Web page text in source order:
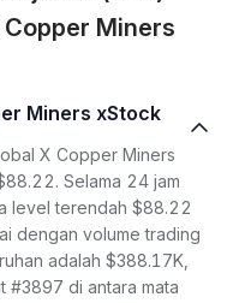
Miners
X Copper Miners
Selama 24 jam
level terendah $88.22
dengan volume trading
adalah $388.17K,
#3897 di antara mata